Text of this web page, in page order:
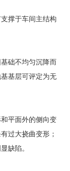
撑于车间主结构
础不均匀沉降而
基层可评定为无
平面外的侧向变
过大挠曲变形；
缺陷。